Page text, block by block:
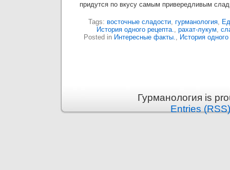
придутся по вкусу самым привередливым
Tags: восточные сладости, гурманология,
История одного рецепта., рахат-лукум,
Posted in Интересные факты., История
Гурманология is
Entries (RSS)